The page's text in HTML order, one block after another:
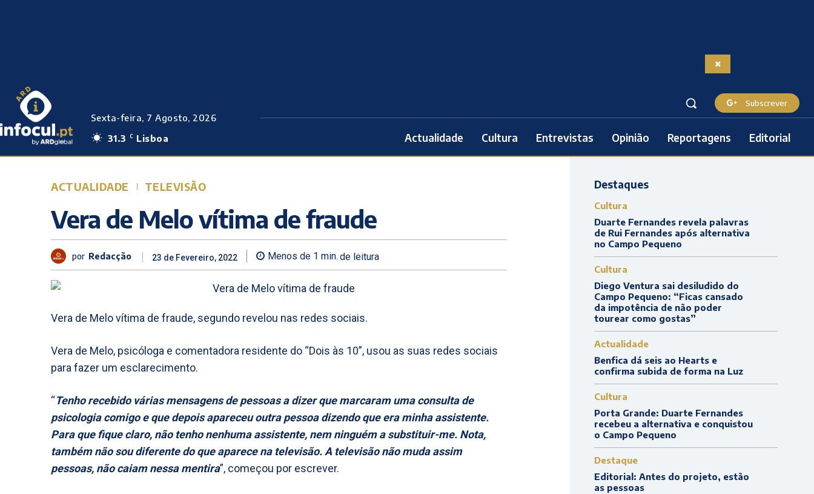
Sexta-feira, 7 Agosto, 2026
31.3
C Lisboa
Subscrever
Actualidade Cultura Entrevistas Opinião Reportagens Editorial
ACTUALIDADE TELEVISÃO
Vera de Melo vítima de fraude
por Redacção 23 de Fevereiro, 2022 Menos de 1 min. de leitura
Vera de Melo vítima de fraude, segundo revelou nas redes sociais.
Vera de Melo, psicóloga e comentadora residente do “Dois às 10”, usou as suas redes sociais
para fazer um esclarecimento.
“Tenho recebido várias mensagens de pessoas a dizer que marcaram uma consulta de
psicologia comigo e que depois apareceu outra pessoa dizendo que era minha assistente.
Para que fique claro, não tenho nenhuma assistente, nem ninguém a substituir-me. Nota,
também não sou diferente do que aparece na televisão. A televisão não muda assim
pessoas, não caiam nessa mentira”, começou por escrever.
Destaques
Cultura
Duarte Fernandes revela palavras
de Rui Fernandes após alternativa
no Campo Pequeno
Cultura
Diego Ventura sai desiludido do
Campo Pequeno: “Ficas cansado
da impotência de não poder
tourear como gostas”
Actualidade
Benfica dá seis ao Hearts e
confirma subida de forma na Luz
Cultura
Porta Grande: Duarte Fernandes
recebeu a alternativa e conquistou
o Campo Pequeno
Destaque
Editorial: Antes do projeto, estão
as pessoas